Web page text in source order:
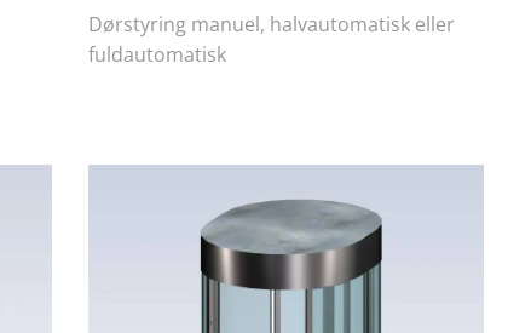
Dørstyring manuel, halvautomatisk eller
fuldautomatisk